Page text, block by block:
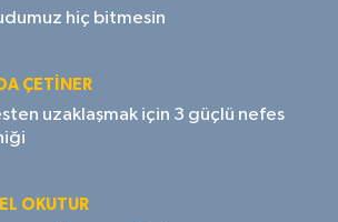
hiç bitmesin
ÇETİNER
uzaklaşmak için 3 güçlü nefes
OKUTUR